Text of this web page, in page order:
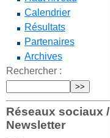
Calendrier
Résultats
Partenaires
Archives
Rechercher :
Réseaux sociaux /
Newsletter